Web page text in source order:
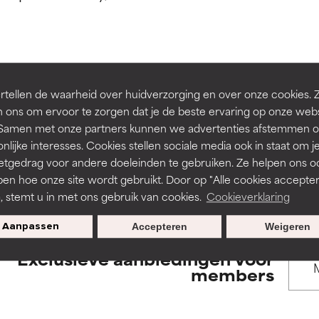
de waarheid over huidverzorging en over onze cookies.
ons om ervoor te zorgen dat je de beste ervaring op onze
met onze partners kunnen we advertenties afstemmen
interesses. Cookies stellen sociale media ook in staat om je
voor andere doeleinden te gebruiken. Ze helpen ons
hoe onze site wordt gebruikt. Door op "Alle cookies
stemt u in met ons gebruik van cookies. Cookieverklaring
Aanpassen Weigeren
Accepteren
BACK TO SEARCH
to assess ingredients in this dictionary. Regulations
irriterend maar kan esthetische, stabiliteits- of andere
is aanwezig. Het risico wordt vergroot als het gecombineerd
ingrediënten.
droogheid, enz. veroorzaken. Kan in sommige gevallen
het algemeen is bewezen dat het meer kwaad dan goed doet.
irriterend maar kan esthetische, stabiliteits- of andere
is aanwezig. Het risico wordt vergroot als het gecombineerd
ingrediënten.
droogheid, enz. veroorzaken. Kan in sommige gevallen
het algemeen is bewezen dat het meer kwaad dan goed doet.
Exclusieve aanbiedingen voor
members